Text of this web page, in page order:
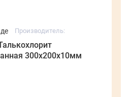
Производитель:
300х200х10мм